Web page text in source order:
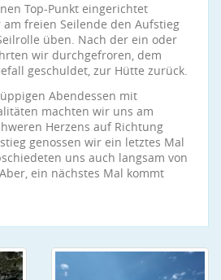
Top-Punkt eingerichtet
freien Seilende den Aufstieg
üben. Nach der ein oder
wir durchgefroren, dem
geschuldet, zur Hütte zurück.
Abendessen mit
machten wir uns am
Herzens auf Richtung
genossen wir ein letztes Mal
uns auch langsam von
ein nächstes Mal kommt